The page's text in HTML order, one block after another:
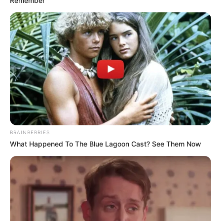
Zittauer Gebirge
Eigentlich ist das Mittelgebirge recht klein,
doch mit seinen Felsen, der mit Dampfloks
betriebenen Zittauer Schmalspurbahn und
den OberlausitzerUmgebindehäusernist die Bergwelt
auch sehr abwechslungsreich. Eine besondere Perle ist
der Kurort Oybin mit der auf einem Felsen thronenden
Burg- und Klosterruine, auf dem Kaiser Karl IV. einst
seinen Alterssitz erbauen ließ.
Elbe in Sachsen (Oberelbe)
Der touristisch attraktivste Abschnitt der
Elbe befindet sich in Sachsen. Dort fließt
der Strom durch den Naturpark
Sächsische
Schweizund vorbei an einigen der schönsten Städte
von
Sachsenund von ganz Deutschland.
BRAINBERRIES
What Happened To The Blue Lagoon Cast? See Them Now